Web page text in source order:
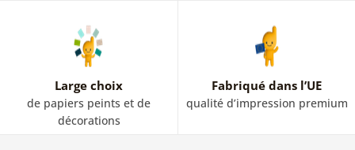
Large choix
de papiers peints et de
décorations
Fabriqué dans l’UE
qualité d’impression premium